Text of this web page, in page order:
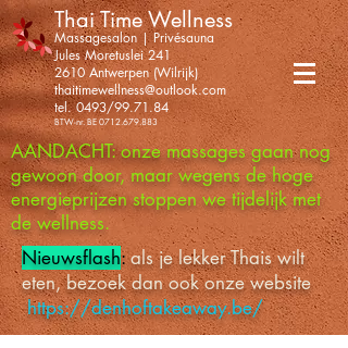
Thai Time Wellness
Massagesalon | Privésauna
Jules Moretuslei 241
2610 Antwerpen (Wilrijk)
thaitimewellness@outlook.com
tel. 0493/99.71.84
BTW-nr. BE 0712.679.883
AANDACHT: onze massages gaan nog
gewoon door, maar wegens de hoge
energieprijzen stoppen we tijdelijk met
de wellness.
Nieuwsflash:als je lekker Thais wilt
eten, bezoek dan ook onze website
https://denhoftakeaway.be/